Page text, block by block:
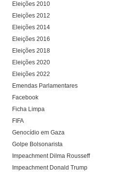
Eleições 2010
Eleições 2012
Eleições 2014
Eleições 2016
Eleições 2018
Eleições 2020
Eleições 2022
Emendas Parlamentares
Facebook
Ficha Limpa
FIFA
Genocídio em Gaza
Golpe Bolsonarista
Impeachment Dilma Rousseff
Impeachment Donald Trump